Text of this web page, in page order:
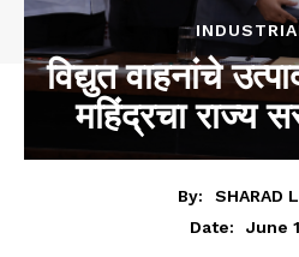
विद्युत वाहनांचे
महिंद्रचा राज्य
By:
SHARAD
Date:
June